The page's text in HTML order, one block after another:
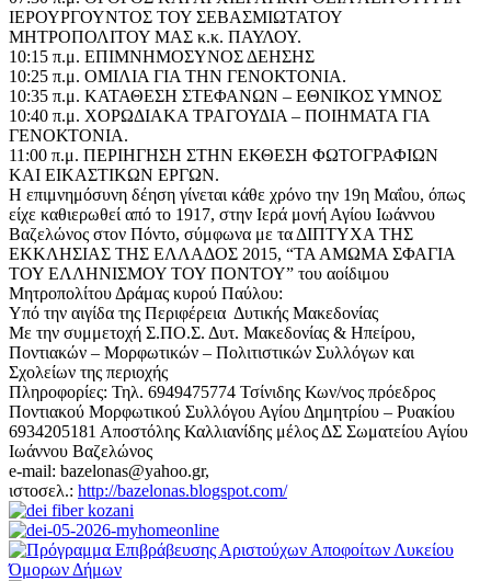
ΙΕΡΟΥΡΓΟΥΝΤΟΣ ΤΟΥ ΣΕΒΑΣΜΙΩΤΑΤΟΥ
ΜΗΤΡΟΠΟΛΙΤΟΥ ΜΑΣ κ.κ. ΠΑΥΛΟΥ.
10:15 π.μ. ΕΠΙΜΝΗΜΟΣΥΝΟΣ ΔΕΗΣΗΣ
10:25 π.μ. ΟΜΙΛΙΑ ΓΙΑ ΤΗΝ ΓΕΝΟΚΤΟΝΙΑ.
10:35 π.μ. ΚΑΤΑΘΕΣΗ ΣΤΕΦΑΝΩΝ – ΕΘΝΙΚΟΣ ΥΜΝΟΣ
10:40 π.μ. ΧΟΡΩΔΙΑΚΑ ΤΡΑΓΟΥΔΙΑ – ΠΟΙΗΜΑΤΑ ΓΙΑ
ΓΕΝΟΚΤΟΝΙΑ.
11:00 π.μ. ΠΕΡΙΗΓΗΣΗ ΣΤΗΝ ΕΚΘΕΣΗ ΦΩΤΟΓΡΑΦΙΩΝ
ΚΑΙ ΕΙΚΑΣΤΙΚΩΝ ΕΡΓΩΝ.
Η επιμνημόσυνη δέηση γίνεται κάθε χρόνο την 19η Μαΐου, όπως
είχε καθιερωθεί από το 1917, στην Ιερά μονή Αγίου Ιωάννου
Βαζελώνος στον Πόντο, σύμφωνα με τα ΔΙΠΤΥΧΑ ΤΗΣ
ΕΚΚΛΗΣΙΑΣ ΤΗΣ ΕΛΛΑΔΟΣ 2015, “ΤΑ ΑΜΩΜΑ ΣΦΑΓΙΑ
ΤΟΥ ΕΛΛΗΝΙΣΜΟΥ ΤΟΥ ΠΟΝΤΟΥ” του αοίδιμου
Μητροπολίτου Δράμας κυρού Παύλου:
Υπό την αιγίδα της Περιφέρεια Δυτικής Μακεδονίας
Με την συμμετοχή Σ.ΠΟ.Σ. Δυτ. Μακεδονίας & Ηπείρου,
Ποντιακών – Μορφωτικών – Πολιτιστικών Συλλόγων και
Σχολείων της περιοχής
Πληροφορίες: Τηλ. 6949475774 Τσίνιδης Κων/νος πρόεδρος
Ποντιακού Μορφωτικού Συλλόγου Αγίου Δημητρίου – Ρυακίου
6934205181 Αποστόλης Καλλιανίδης μέλος ΔΣ Σωματείου Αγίου
Ιωάννου Βαζελώνος
e-mail: bazelonas@yahoo.gr,
ιστοσελ.: http://bazelonas.blogspot.com/